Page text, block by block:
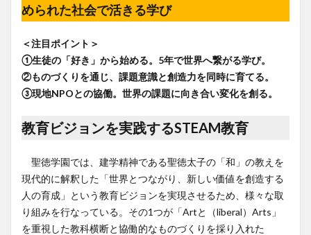
められた社会で活きる学び
＜注目ポイント＞
①生徒の「好き」から始める。5年で世界へ繋がる学び。
②ものづくりを通じ、課題意識と創造力を同時に育てる。
③現地NPOとの協働。世界の課題に向き合い変化を創る。
教育ビジョンを実践するSTEAM教育
聖徳学園では、建学精神である聖徳太子の「和」の教えを
現代的に解釈した「世界とつながり、新しい価値を創造する
人の育成」という教育ビジョンを実現させるため、様々な取
り組みを行なっている。その1つが「Artと（liberal）Arts」
を重視した教科横断と協働的なものづくりを採り入れた